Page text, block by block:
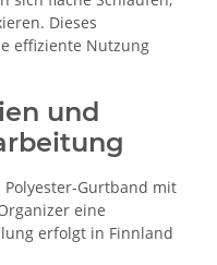
Dieses
effiziente Nutzung
und
Gurtband mit
eine
erfolgt in Finnland